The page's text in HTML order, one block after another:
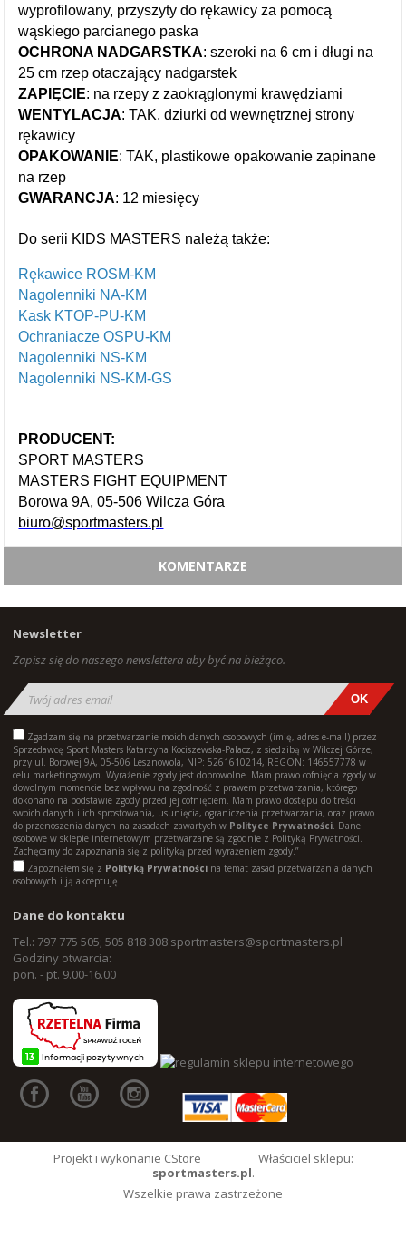
wyprofilowany, przyszyty do rękawicy za pomocą
wąskiego parcianego paska
OCHRONA NADGARSTKA: szeroki na 6 cm i długi na
25 cm rzep otaczający nadgarstek
ZAPIĘCIE: na rzepy z zaokrąglonymi krawędziami
WENTYLACJA: TAK, dziurki od wewnętrznej strony
rękawicy
OPAKOWANIE: TAK, plastikowe opakowanie zapinane
na rzep
GWARANCJA: 12 miesięcy
Do serii KIDS MASTERS należą także:
Rękawice ROSM-KM
Nagolenniki NA-KM
Kask KTOP-PU-KM
Ochraniacze OSPU-KM
Nagolenniki NS-KM
Nagolenniki NS-KM-GS
PRODUCENT:
SPORT MASTERS
MASTERS FIGHT EQUIPMENT
Borowa 9A, 05-506 Wilcza Góra
biuro@sportmasters.pl
KOMENTARZE
Newsletter
Zapisz się do naszego newslettera aby być na bieżąco.
Zgadzam się na przetwarzanie moich danych osobowych (imię, adres e-mail) przez
Sprzedawcę Sport Masters Katarzyna Kociszewska-Palacz, z siedzibą w Wilczej Górze,
przy ul. Borowej 9A, 05-506 Lesznowola, NIP: 5261610214, REGON: 146557778 w
celu marketingowym. Wyrażenie zgody jest dobrowolne. Mam prawo cofnięcia zgody w
dowolnym momencie bez wpływu na zgodność z prawem przetwarzania, którego
dokonano na podstawie zgody przed jej cofnięciem. Mam prawo dostępu do treści
swoich danych i ich sprostowania, usunięcia, ograniczenia przetwarzania, oraz prawo
do przenoszenia danych na zasadach zawartych w Polityce Prywatności. Dane
osobowe w sklepie internetowym przetwarzane są zgodnie z Polityką Prywatności.
Zachęcamy do zapoznania się z polityką przed wyrażeniem zgody.”
Zapoznałem się z Polityką Prywatności na temat zasad przetwarzania danych
osobowych i ją akceptuję
Dane do kontaktu
Tel.: 797 775 505; 505 818 308 sportmasters@sportmasters.pl
Godziny otwarcia:
pon. - pt. 9.00-16.00
Projekt i wykonanie CStore
Właściciel sklepu:
sportmasters.pl.
Wszelkie prawa zastrzeżone